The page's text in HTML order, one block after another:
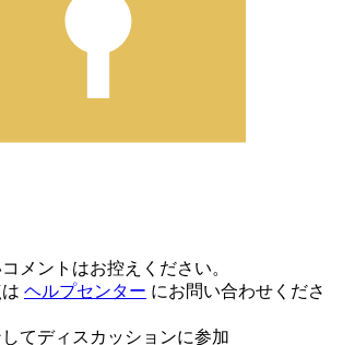
メントはお控えください。
ヘルプセンター にお問い合わせくださ
てディスカッションに参加